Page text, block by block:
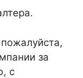
за
с